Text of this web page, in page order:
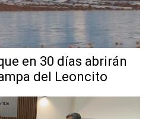
en 30 días abrirán
del Leoncito